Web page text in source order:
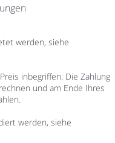
werden, siehe
inbegriffen. Die Zahlung
und am Ende Ihres
werden, siehe